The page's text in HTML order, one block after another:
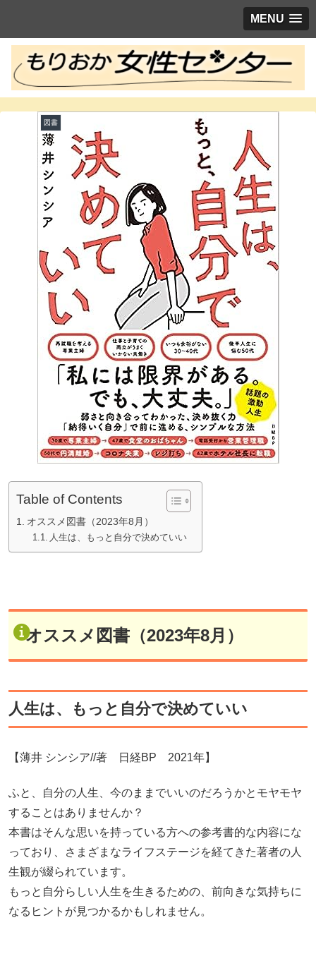
MENU
図書
Table of Contents
オススメ図書（2023年8月）
人生は、もっと自分で決めていい
オススメ図書（2023年8月）
人生は、もっと自分で決めていい
【薄井 シンシア//著 日経BP 2021年】
ふと、自分の人生、今のままでいいのだろうかとモヤモヤ
することはありませんか？
本書はそんな思いを持っている方への参考書的な内容にな
っており、さまざまなライフステージを経てきた著者の人
生観が綴られています。
もっと自分らしい人生を生きるための、前向きな気持ちに
なるヒントが見つかるかもしれません。